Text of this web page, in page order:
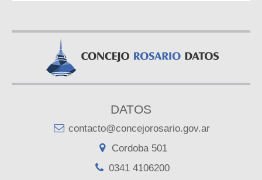
DATOS
contacto@concejorosario.gov.ar
Cordoba 501
0341 4106200